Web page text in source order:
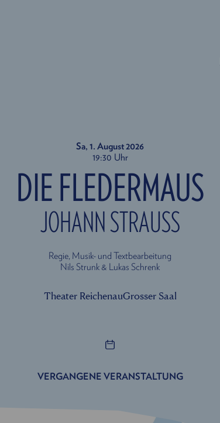
Sa, 1. August 2026
19:30 Uhr
DIE FLEDERMAUS
JOHANN STRAUSS
Regie, Musik- und Textbearbeitung
Nils Strunk & Lukas Schrenk
Theater ReichenauGrosser Saal
VERGANGENE VERANSTALTUNG